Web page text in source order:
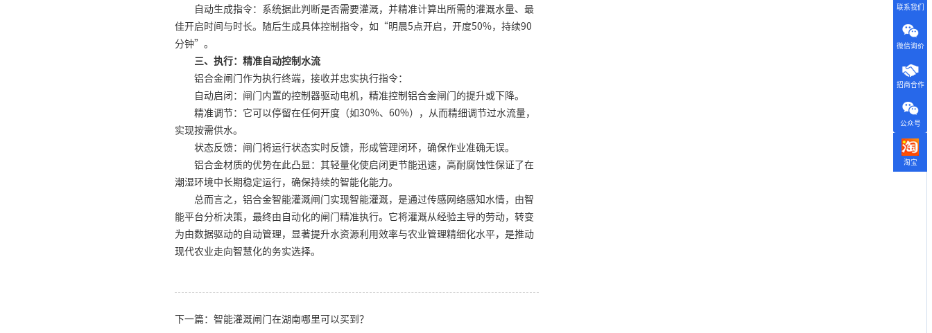
自动生成指令：系统据此判断是否需要灌溉，并精准计算出所需的灌溉水量、最
佳开启时间与时长。随后生成具体控制指令，如“明晨5点开启，开度50%，持续90
分钟”。
三、执行：精准自动控制水流
铝合金闸门作为执行终端，接收并忠实执行指令：
自动启闭：闸门内置的控制器驱动电机，精准控制铝合金闸门的提升或下降。
精准调节：它可以停留在任何开度（如30%、60%），从而精细调节过水流量，
实现按需供水。
状态反馈：闸门将运行状态实时反馈，形成管理闭环，确保作业准确无误。
铝合金材质的优势在此凸显：其轻量化使启闭更节能迅速，高耐腐蚀性保证了在
潮湿环境中长期稳定运行，确保持续的智能化能力。
总而言之，铝合金智能灌溉闸门实现智能灌溉，是通过传感网络感知水情，由智
能平台分析决策，最终由自动化的闸门精准执行。它将灌溉从经验主导的劳动，转变
为由数据驱动的自动管理，显著提升水资源利用效率与农业管理精细化水平，是推动
现代农业走向智慧化的务实选择。
下一篇：智能灌溉闸门在湖南哪里可以买到？
联系我们
微信询价
招商合作
公众号
淘宝